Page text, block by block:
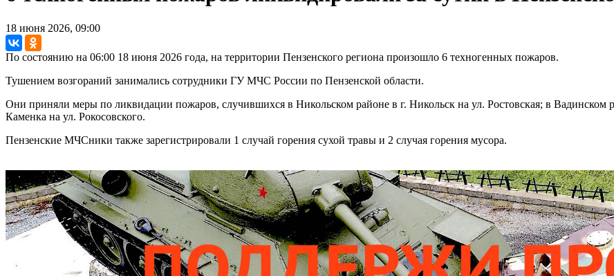
18 июня 2026, 09:00
По состоянию на 06:00 18 июня 2026 года, на территории Пензенского региона произошло 6 техногенных пожаров.
Тушением возгораний занимались сотрудники ГУ МЧС России по Пензенской области.
Они приняли меры по ликвидации пожаров, случившихся в Никольском районе в г. Никольск на ул. Ростовская; в Вадинском
Каменка на ул. Рокосовского.
Пензенские МЧСники также зарегистрировали 1 случай горения сухой травы и 2 случая горения мусора.